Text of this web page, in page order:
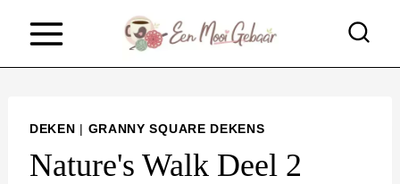
DEKEN | GRANNY SQUARE DEKENS
Nature's Walk Deel 2